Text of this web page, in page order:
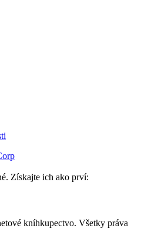
Získajte ich ako prví:
kníhkupectvo. Všetky práva